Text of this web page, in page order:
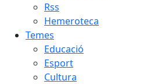
Rss
Hemeroteca
Temes
Educació
Esport
Cultura